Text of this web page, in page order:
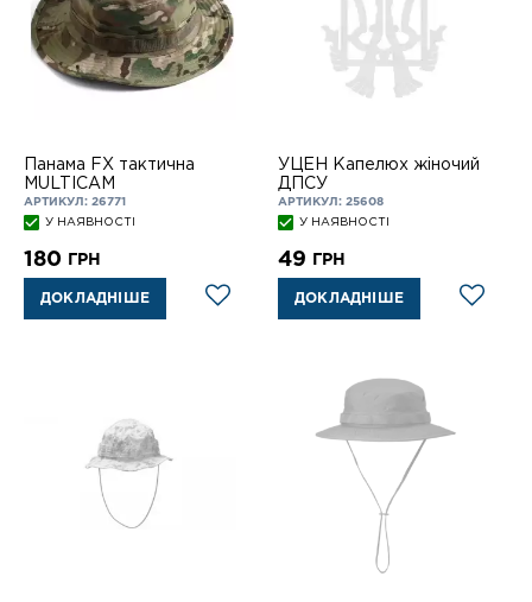
Панама FX тактична
MULTICAM
АРТИКУЛ: 26771
У НАЯВНОСТІ
180 ГРН
ДОКЛАДНІШЕ
УЦЕН Капелюх жіночий
ДПСУ
АРТИКУЛ: 25608
У НАЯВНОСТІ
49 ГРН
ДОКЛАДНІШЕ